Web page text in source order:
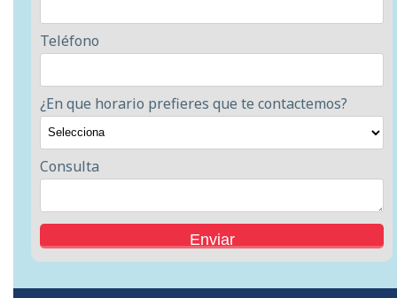
Teléfono
¿En que horario prefieres que te contactemos?
Consulta